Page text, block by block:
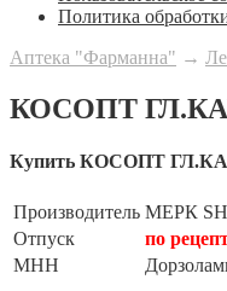
Политика
Аптека "Фарманна" →
КОСОПТ
Купить КОСОПТ
Производитель МЕРК
Отпуск
по
МНН